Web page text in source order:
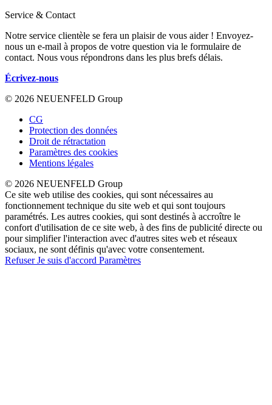
Service & Contact
Notre service clientèle se fera un plaisir de vous aider ! Envoyez-
nous un e-mail à propos de votre question via le formulaire de
contact. Nous vous répondrons dans les plus brefs délais.
Écrivez-nous
© 2026 NEUENFELD Group
CG
Protection des données
Droit de rétractation
Paramètres des cookies
Mentions légales
© 2026 NEUENFELD Group
Ce site web utilise des cookies, qui sont nécessaires au
fonctionnement technique du site web et qui sont toujours
paramétrés. Les autres cookies, qui sont destinés à accroître le
confort d'utilisation de ce site web, à des fins de publicité directe ou
pour simplifier l'interaction avec d'autres sites web et réseaux
sociaux, ne sont définis qu'avec votre consentement.
RefuserJe suis d'accord Paramètres